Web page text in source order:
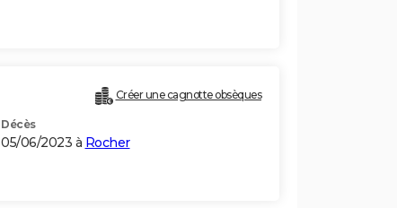
Créer une cagnotte obsèques
Décès
05/06/2023 à Rocher